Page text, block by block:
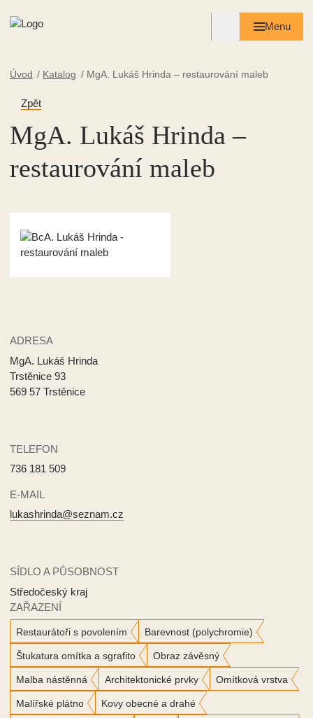
Menu
Úvod Katalog MgA. Lukáš Hrinda – restaurování maleb
Zpět
MgA. Lukáš Hrinda –
restaurování maleb
ADRESA
MgA. Lukáš Hrinda
Trstěnice 93
569 57 Trstěnice
TELEFON
736 181 509
E-MAIL
lukashrinda@seznam.cz
SÍDLO A PŮSOBNOST
Středočeský kraj
ZAŘAZENÍ
Restaurátoři s povolením Barevnost (polychromie)
Štukatura omítka a sgrafito Obraz závěsný
Malba nástěnná Architektonické prvky Omítková vrstva
Malířské plátno Kovy obecné a drahé